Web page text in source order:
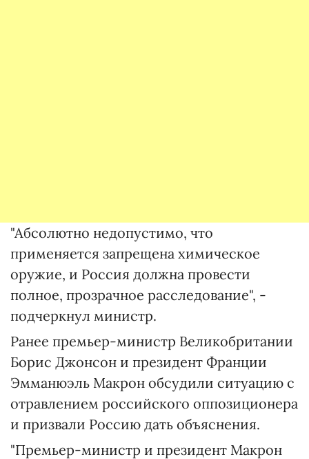
"Абсолютно недопустимо, что
применяется запрещена химическое
оружие, и Россия должна провести
полное, прозрачное расследование", -
подчеркнул министр.
Ранее премьер-министр Великобритании
Борис Джонсон и президент Франции
Эмманюэль Макрон обсудили ситуацию с
отравлением российского оппозиционера
и призвали Россию дать объяснения.
"Премьер-министр и президент Макрон